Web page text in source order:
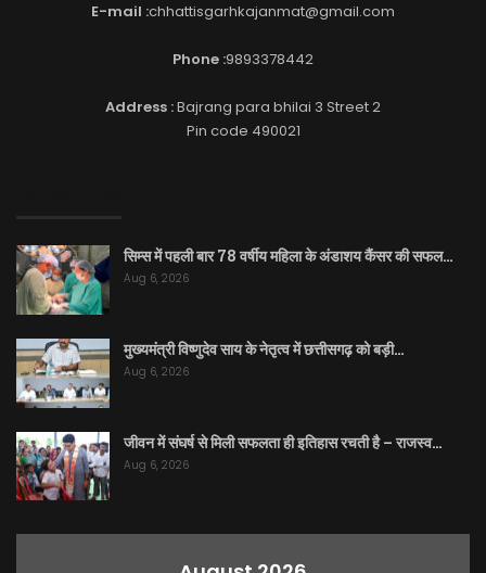
E-mail :chhattisgarhkajanmat@gmail.com
Phone :9893378442
Address :Bajrang para bhilai 3 Street 2
Pin code 490021
सिम्स में पहली बार 78 वर्षीय महिला के अंडाशय कैंसर की सफल…
Aug 6, 2026
मुख्यमंत्री विष्णुदेव साय के नेतृत्व में छत्तीसगढ़ को बड़ी…
Aug 6, 2026
जीवन में संघर्ष से मिली सफलता ही इतिहास रचती है – राजस्व…
Aug 6, 2026